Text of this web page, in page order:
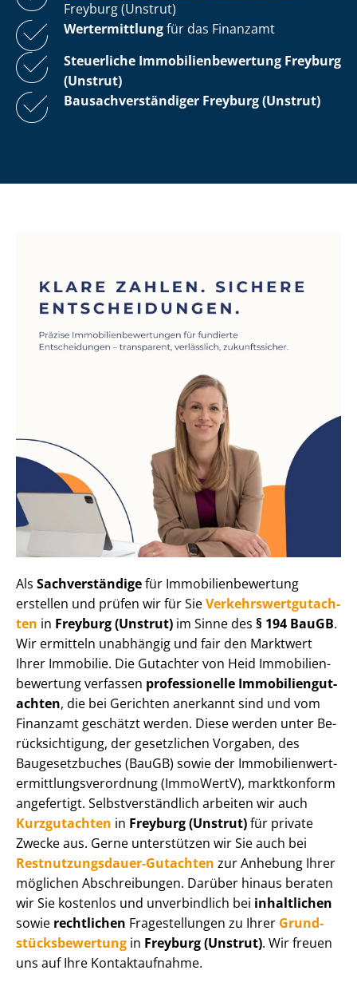
Freyburg (Unstrut)
Wertermittlungfür das Finanzamt
Steuerliche Im­mo­bi­li­en­be­wer­tung Freyburg
(Unstrut)
Bau­sach­ver­stän­di­ger Freyburg (Unstrut)
Als Sachverständigefür Im­mo­bi­li­en­be­wer­tung
erstellen und prüfen wir für SieVer­kehrs­wert­gut­ach­
ten in Freyburg (Unstrut) im Sinne des § 194 BauGB.
Wir ermitteln unabhängig und fair den Marktwert
Ihrer Immobilie. Die Gutachter von Heid Im­mo­bi­li­en­
be­wer­tung verfassen professionelle Im­mo­bi­li­en­gut­
ach­ten, die bei Gerichten anerkannt sind und vom
Finanzamt geschätzt werden. Diese werden unter Be­
rück­sich­ti­gung, der gesetzlichen Vorgaben, des
Baugesetzbuches (BauGB) sowie der Im­mo­bi­li­en­wert­
ermitt­lungs­ver­ord­nung (ImmoWertV), marktkonform
angefertigt. Selbst­ver­ständ­lich arbeiten wir auch
Kurzgutachten in Freyburg (Unstrut)für private
Zwecke aus. Gerne unterstützen wir Sie auch bei
Rest­nut­zungs­dau­er-Gutachten zur Anhebung Ihrer
möglichen Abschreibungen. Darüber hinaus beraten
wir Sie kostenlos und unverbindlich bei inhaltlichen
sowie rechtlichen Fragestellungen zu Ihrer Grund­
stücks­be­wer­tung in Freyburg (Unstrut). Wir freuen
uns auf Ihre Kontaktaufnahme.